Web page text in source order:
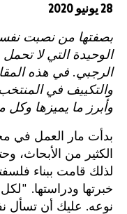
28 يونيو 2020
بصفتها من نصبت
الوحيدة التي لا
الرجبي. في هذه
والتكييف في المنتخب
وأبرز ما يميزها وكل
بدأت مار العمل في
الكثير من الأبحاث،
لذلك قامت ببناء
خبرتها ودراستها.
نوعه. عليك أن تسأل